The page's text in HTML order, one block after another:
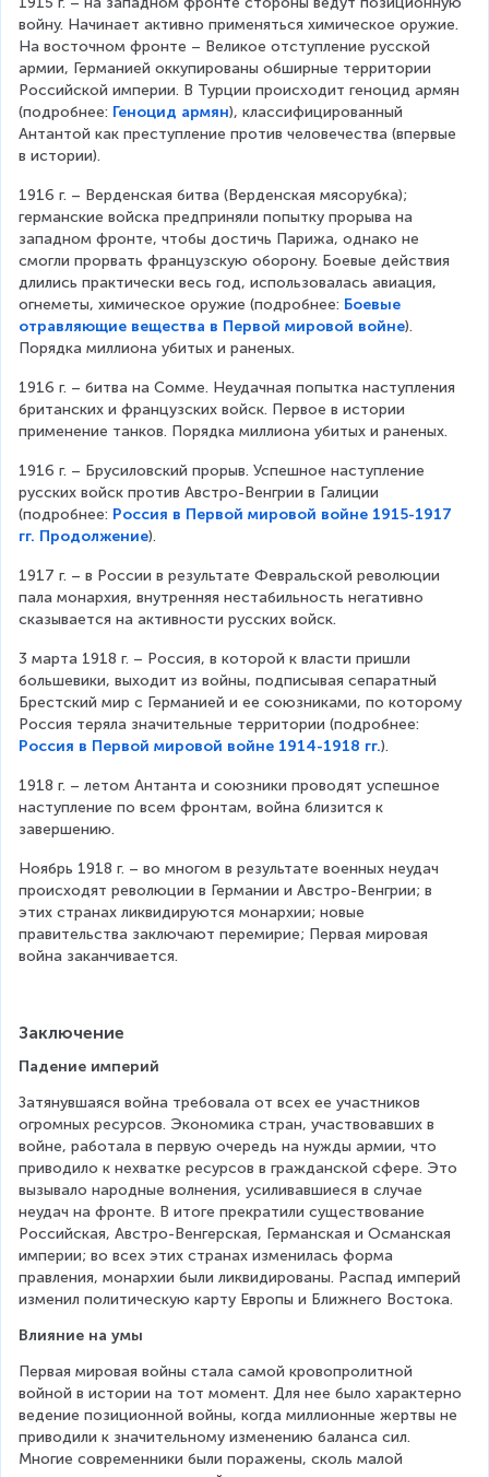
войну. Начинает активно применяться химическое оружие.
На восточном фронте – Великое отступление русской
армии, Германией оккупированы обширные территории
Российской империи. В Турции происходит геноцид армян
(подробнее: Геноцид армян), классифицированный
Антантой как преступление против человечества (впервые
в истории).
1916 г. – Верденская битва (Верденская мясорубка);
германские войска предприняли попытку прорыва на
западном фронте, чтобы достичь Парижа, однако не
смогли прорвать французскую оборону. Боевые действия
длились практически весь год, использовалась авиация,
огнеметы, химическое оружие (подробнее: Боевые
отравляющие вещества в Первой мировой войне).
Порядка миллиона убитых и раненых.
1916 г. – битва на Сомме. Неудачная попытка наступления
британских и французских войск. Первое в истории
применение танков. Порядка миллиона убитых и раненых.
1916 г. – Брусиловский прорыв. Успешное наступление
русских войск против Австро-Венгрии в Галиции
(подробнее: Россия в Первой мировой войне 1915-1917
гг. Продолжение).
1917 г. – в России в результате Февральской революции
пала монархия, внутренняя нестабильность негативно
сказывается на активности русских войск.
3 марта 1918 г. – Россия, в которой к власти пришли
большевики, выходит из войны, подписывая сепаратный
Брестский мир с Германией и ее союзниками, по которому
Россия теряла значительные территории (подробнее:
Россия в Первой мировой войне 1914-1918 гг.).
1918 г. – летом Антанта и союзники проводят успешное
наступление по всем фронтам, война близится к
завершению.
Ноябрь 1918 г. – во многом в результате военных неудач
происходят революции в Германии и Австро-Венгрии; в
этих странах ликвидируются монархии; новые
правительства заключают перемирие; Первая мировая
война заканчивается.
Заключение
Падение империй
Затянувшаяся война требовала от всех ее участников
огромных ресурсов. Экономика стран, участвовавших в
войне, работала в первую очередь на нужды армии, что
приводило к нехватке ресурсов в гражданской сфере. Это
вызывало народные волнения, усиливавшиеся в случае
неудач на фронте. В итоге прекратили существование
Российская, Австро-Венгерская, Германская и Османская
империи; во всех этих странах изменилась форма
правления, монархии были ликвидированы. Распад империй
изменил политическую карту Европы и Ближнего Востока.
Влияние на умы
Первая мировая войны стала самой кровопролитной
войной в истории на тот момент. Для нее было характерно
ведение позиционной войны, когда миллионные жертвы не
приводили к значительному изменению баланса сил.
Многие современники были поражены, сколь малой